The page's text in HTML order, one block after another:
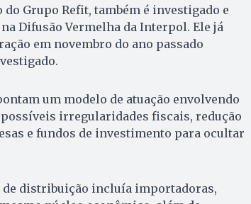
Grupo Refit, também é investigado e
Difusão Vermelha da Interpol. Ele já
em novembro do ano passado
um modelo de atuação envolvendo
irregularidades fiscais, redução
e fundos de investimento para ocultar
de distribuição incluía importadoras,